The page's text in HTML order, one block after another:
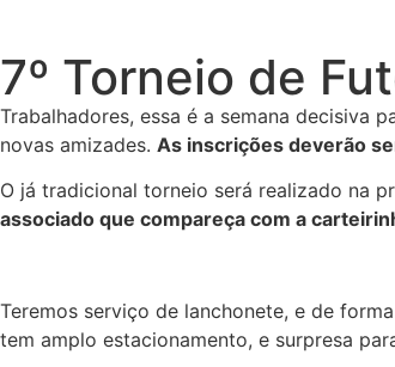
7º Torneio de
Trabalhadores, essa é a semana decisiva
novas amizades. As inscrições deverão
O já tradicional torneio será realizado na
associado que compareça com a
Teremos serviço de lanchonete, e de
tem amplo estacionamento, e surpresa